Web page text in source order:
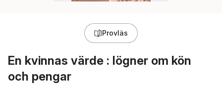
Provläs
En kvinnas värde : lögner om kön
och pengar